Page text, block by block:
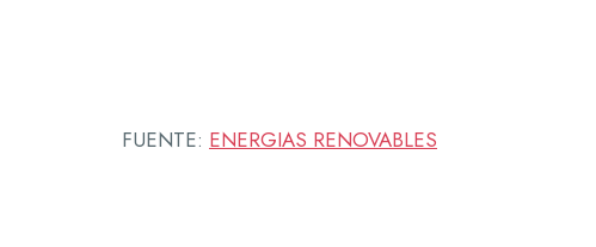
FUENTE: ENERGIAS RENOVABLES